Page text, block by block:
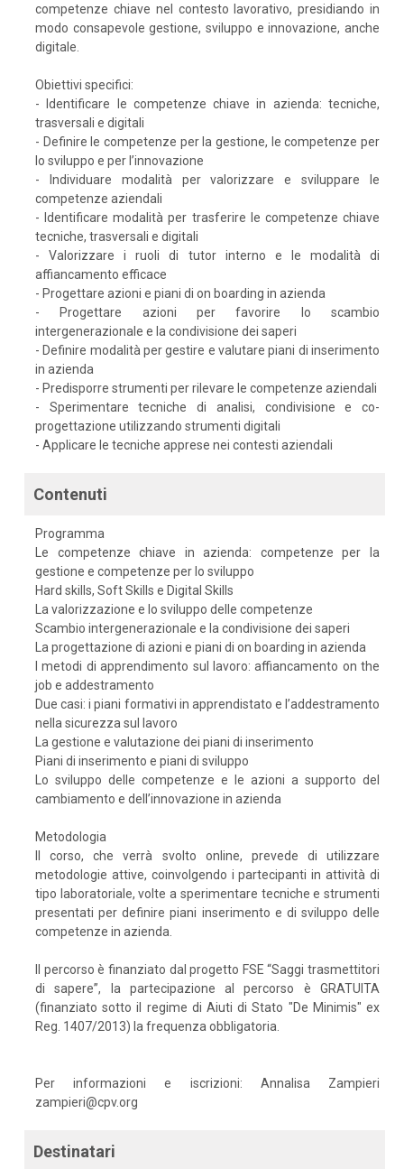
competenze chiave nel contesto lavorativo, presidiando in
modo consapevole gestione, sviluppo e innovazione, anche
digitale.
Obiettivi specifici:
- Identificare le competenze chiave in azienda: tecniche,
trasversali e digitali
- Definire le competenze per la gestione, le competenze per
lo sviluppo e per l’innovazione
- Individuare modalità per valorizzare e sviluppare le
competenze aziendali
- Identificare modalità per trasferire le competenze chiave
tecniche, trasversali e digitali
- Valorizzare i ruoli di tutor interno e le modalità di
affiancamento efficace
- Progettare azioni e piani di on boarding in azienda
- Progettare azioni per favorire lo scambio
intergenerazionale e la condivisione dei saperi
- Definire modalità per gestire e valutare piani di inserimento
in azienda
- Predisporre strumenti per rilevare le competenze aziendali
- Sperimentare tecniche di analisi, condivisione e co-
progettazione utilizzando strumenti digitali
- Applicare le tecniche apprese nei contesti aziendali
Contenuti
Programma
Le competenze chiave in azienda: competenze per la
gestione e competenze per lo sviluppo
Hard skills, Soft Skills e Digital Skills
La valorizzazione e lo sviluppo delle competenze
Scambio intergenerazionale e la condivisione dei saperi
La progettazione di azioni e piani di on boarding in azienda
I metodi di apprendimento sul lavoro: affiancamento on the
job e addestramento
Due casi: i piani formativi in apprendistato e l’addestramento
nella sicurezza sul lavoro
La gestione e valutazione dei piani di inserimento
Piani di inserimento e piani di sviluppo
Lo sviluppo delle competenze e le azioni a supporto del
cambiamento e dell’innovazione in azienda
Metodologia
Il corso, che verrà svolto online, prevede di utilizzare
metodologie attive, coinvolgendo i partecipanti in attività di
tipo laboratoriale, volte a sperimentare tecniche e strumenti
presentati per definire piani inserimento e di sviluppo delle
competenze in azienda.
Il percorso è finanziato dal progetto FSE “Saggi trasmettitori
di sapere”, la partecipazione al percorso è GRATUITA
(finanziato sotto il regime di Aiuti di Stato "De Minimis" ex
Reg. 1407/2013) la frequenza obbligatoria.
Per informazioni e iscrizioni: Annalisa Zampieri
zampieri@cpv.org
Destinatari